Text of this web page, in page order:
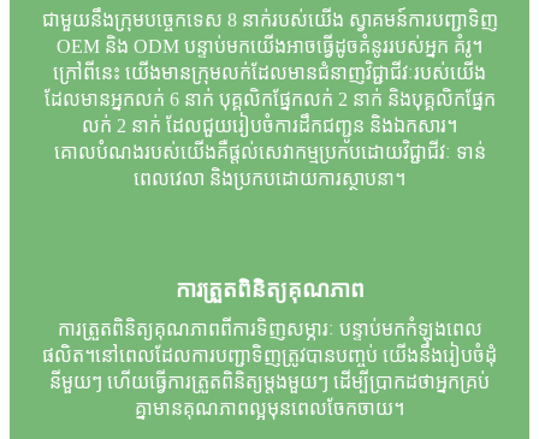
ជាមួយនឹងក្រុមបច្ចេកទេស 8 នាក់របស់យើង ស្វាគមន៍ការបញ្ជាទិញ
OEM និង ODM បន្ទាប់មកយើងអាចធ្វើដូចគំនូររបស់អ្នក គំរូ។
ក្រៅពីនេះ យើងមានក្រុមលក់ដែលមានជំនាញវិជ្ជាជីវៈរបស់យើង
ដែលមានអ្នកលក់ 6 នាក់ បុគ្គលិកផ្នែកលក់ 2 នាក់ និងបុគ្គលិកផ្នែក
លក់ 2 នាក់ ដែលជួយរៀបចំការដឹកជញ្ជូន និងឯកសារ។
គោលបំណងរបស់យើងគឺផ្តល់សេវាកម្មប្រកបដោយវិជ្ជាជីវៈ ទាន់
ពេលវេលា និងប្រកបដោយការស្ថាបនា។
ការត្រួតពិនិត្យគុណភាព
ការត្រួតពិនិត្យគុណភាពពីការទិញសម្ភារៈ បន្ទាប់មកកំឡុងពេល
ផលិត។នៅពេលដែលការបញ្ជាទិញត្រូវបានបញ្ចប់ យើងនឹងរៀបចំដុំ
នីមួយៗ ហើយធ្វើការត្រួតពិនិត្យម្តងមួយៗ ដើម្បីប្រាកដថាអ្នកគ្រប់
គ្នាមានគុណភាពល្អមុនពេលចែកចាយ។